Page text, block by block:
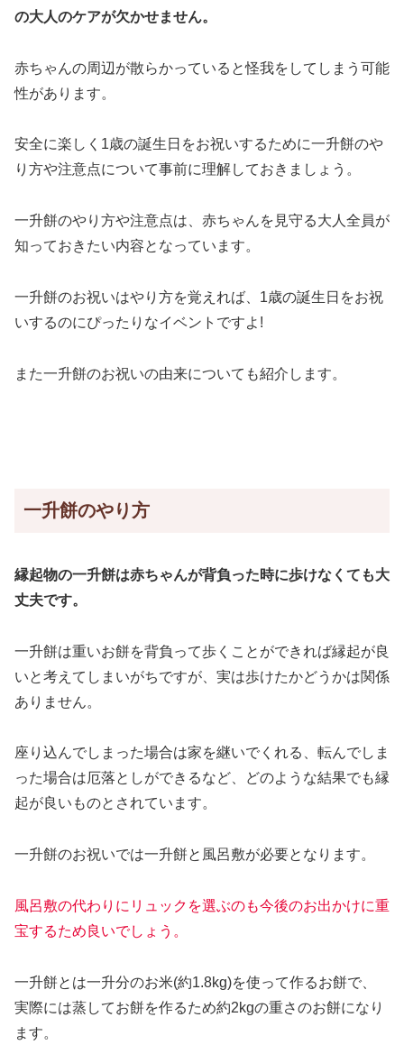
の大人のケアが欠かせません。
赤ちゃんの周辺が散らかっていると怪我をしてしまう可能
性があります。
安全に楽しく1歳の誕生日をお祝いするために一升餅のや
り方や注意点について事前に理解しておきましょう。
一升餅のやり方や注意点は、赤ちゃんを見守る大人全員が
知っておきたい内容となっています。
一升餅のお祝いはやり方を覚えれば、1歳の誕生日をお祝
いするのにぴったりなイベントですよ!
また一升餅のお祝いの由来についても紹介します。
一升餅のやり方
縁起物の一升餅は赤ちゃんが背負った時に歩けなくても大
丈夫です。
一升餅は重いお餅を背負って歩くことができれば縁起が良
いと考えてしまいがちですが、実は歩けたかどうかは関係
ありません。
座り込んでしまった場合は家を継いでくれる、転んでしま
った場合は厄落としができるなど、どのような結果でも縁
起が良いものとされています。
一升餅のお祝いでは一升餅と風呂敷が必要となります。
風呂敷の代わりにリュックを選ぶのも今後のお出かけに重
宝するため良いでしょう。
一升餅とは一升分のお米(約1.8kg)を使って作るお餅で、
実際には蒸してお餅を作るため約2kgの重さのお餅になり
ます。